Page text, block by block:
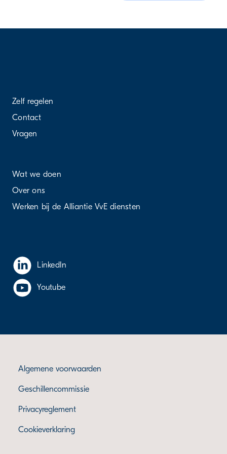
Zelf regelen
Contact
Vragen
Wat we doen
Over ons
Werken bij de Alliantie VvE diensten
LinkedIn
Youtube
Algemene voorwaarden
Geschillencommissie
Privacyreglement
Cookieverklaring